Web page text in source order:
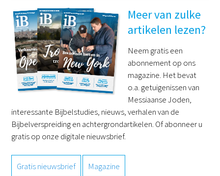
Meer van zulke
artikelen lezen?
Neem gratis een
abonnement op ons
magazine. Het bevat
o.a. getuigenissen van
Messiaanse Joden,
interessante Bijbelstudies, nieuws, verhalen van de
Bijbelverspreiding en achtergrondartikelen. Of abonneer u
gratis op onze digitale nieuwsbrief.
Gratis nieuwsbrief Magazine